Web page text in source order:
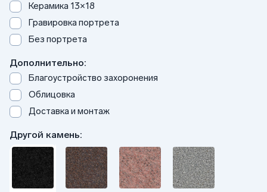
Керамика 13×18
Гравировка портрета
Без портрета
Дополнительно:
Благоустройство захоронения
Облицовка
Доставка и монтаж
Другой камень: